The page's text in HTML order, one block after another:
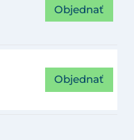
Objednať
Objednať